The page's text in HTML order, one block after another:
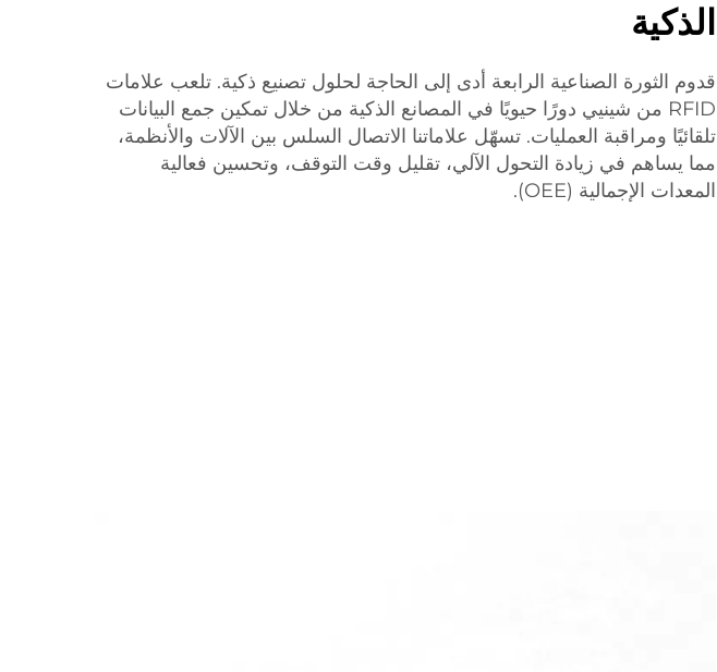
الذكية
قدوم الثورة الصناعية الرابعة أدى إلى الحاجة لحلول تصنيع ذكية. تلعب علامات
RFID من شينيي دورًا حيويًا في المصانع الذكية من خلال تمكين جمع البيانات
تلقائيًا ومراقبة العمليات. تسهّل علاماتنا الاتصال السلس بين الآلات والأنظمة،
مما يساهم في زيادة التحول الآلي، تقليل وقت التوقف، وتحسين فعالية
المعدات الإجمالية (OEE).